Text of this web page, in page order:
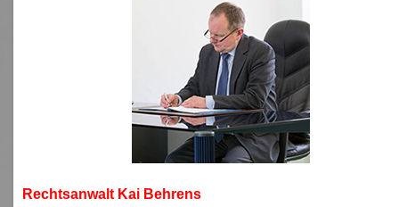
Rechtsanwalt Kai Behrens